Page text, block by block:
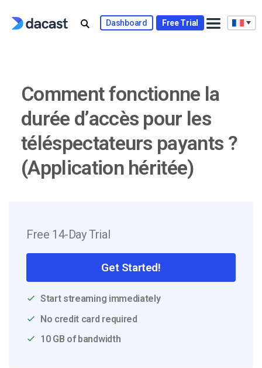
Dashboard Free Trial
Comment fonctionne la
durée d’accès pour les
téléspectateurs payants ?
(Application héritée)
Free 14-Day Trial
Get Started!
Start streaming immediately
No credit card required
10 GB of bandwidth